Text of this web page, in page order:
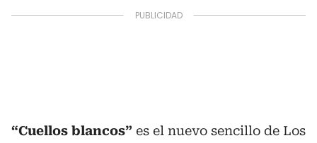
“Cuellos blancos” es el nuevo sencillo de Los